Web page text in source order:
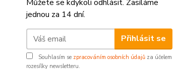
Můžete se kdykoli odhlásit. Zasíláme
jednou za 14 dní.
Přihlásit se
Souhlasím se zpracováním osobních údajů za účelem
rozesílky newsletteru.